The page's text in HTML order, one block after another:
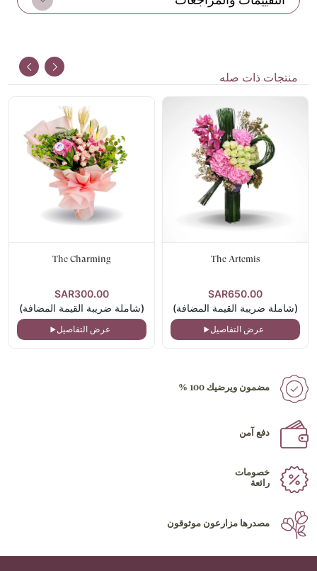
منتجات ذات صله
The Artemis
SAR650.00
(شاملة ضريبة القيمة المضافة)
عرض التفاصيل
The Charming
SAR300.00
(شاملة ضريبة القيمة المضافة)
عرض التفاصيل
مضمون ويرضيك 100 %
دفع آمن
خصومات
رائعة
مصدرها مزارعون موثوقون